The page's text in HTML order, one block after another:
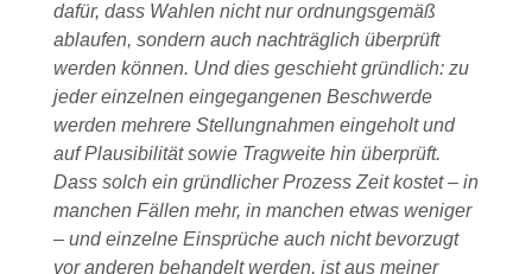
dafür, dass Wahlen nicht nur ordnungsgemäß
ablaufen, sondern auch nachträglich überprüft
werden können. Und dies geschieht gründlich: zu
jeder einzelnen eingegangenen Beschwerde
werden mehrere Stellungnahmen eingeholt und
auf Plausibilität sowie Tragweite hin überprüft.
Dass solch ein gründlicher Prozess Zeit kostet – in
manchen Fällen mehr, in manchen etwas weniger
– und einzelne Einsprüche auch nicht bevorzugt
vor anderen behandelt werden, ist aus meiner